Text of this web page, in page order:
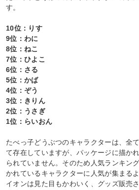
す。
10位：りす
9位：わに
8位：ねこ
7位：ひよこ
6位：さる
5位：かば
4位：ぞう
3位：きりん
2位：うさぎ
1位：らいおん
たべっ子どうぶつのキャラクターは、全
て存在していますが、パッケージに描か
られていません。そのため人気ランキン
かれているキャラクターに人気が集まる
イオンは見た目もかわいく、グッズ販売